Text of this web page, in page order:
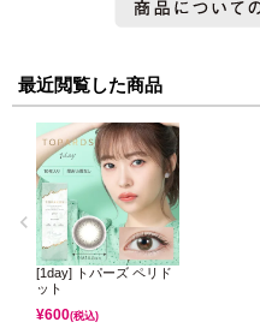
最近閲覧した商品
[1day] トパーズ ペリド
ット
¥600(税込)